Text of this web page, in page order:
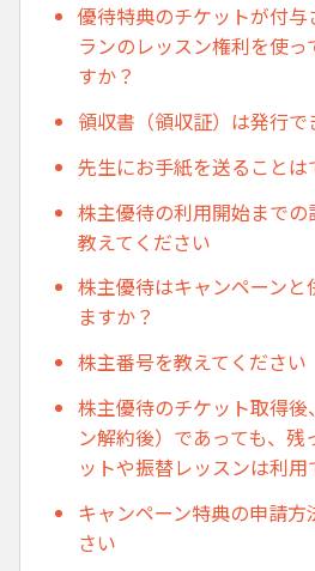
優待特典のチケットが付
ランのレッスン権利を使
すか？
領収書（領収証）は発行で
先生にお手紙を送ることは
株主優待の利用開始まで
教えてください
株主優待はキャンペーンと
ますか？
株主番号を教えてください
株主優待のチケット取得
ン解約後）であっても、
ットや振替レッスンは利用
キャンペーン特典の申請
さい